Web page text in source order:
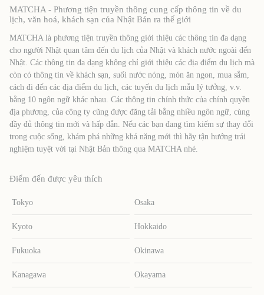
MATCHA - Phương tiện truyền thông cung cấp thông tin về du
lịch, văn hoá, khách sạn của Nhật Bản ra thế giới
MATCHA là phương tiện truyền thông giới thiệu các thông tin đa dạng
cho người Nhật quan tâm đến du lịch của Nhật và khách nước ngoài đến
Nhật. Các thông tin đa dạng không chỉ giới thiệu các địa điểm du lịch mà
còn có thông tin về khách sạn, suối nước nóng, món ăn ngon, mua sắm,
cách đi đến các địa điểm du lịch, các tuyến du lịch mẫu lý tưởng, v.v.
bằng 10 ngôn ngữ khác nhau. Các thông tin chính thức của chính quyền
địa phương, của công ty cũng được đăng tải bằng nhiều ngôn ngữ, cùng
đầy đủ thông tin mới và hấp dẫn. Nếu các bạn đang tìm kiếm sự thay đổi
trong cuộc sống, khám phá những khả năng mới thì hãy tận hưởng trải
nghiệm tuyệt vời tại Nhật Bản thông qua MATCHA nhé.
Điểm đến được yêu thích
Tokyo Osaka
Kyoto Hokkaido
Fukuoka Okinawa
Kanagawa Okayama